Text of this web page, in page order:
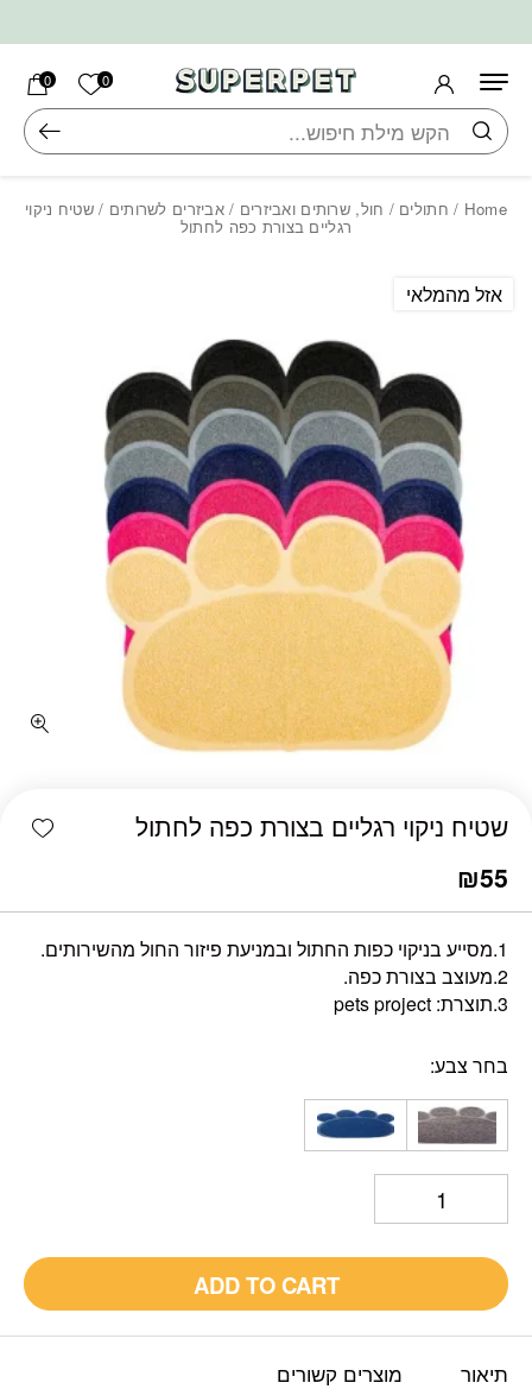
0 הרשימה
0
חיפוש
Home
/ חתולים / חול, שרותים ואביזרים /אביזרים לשרותים / שטיח ניקוי
רגליים בצורת כפה לחתול
שטיח ניקוי רגליים בצורת כפה לחתול
₪55
1.מסייע בניקוי כפות החתול ובמניעת פיזור החול מהשירותים.
2.מעוצב בצורת כפה.
3.תוצרת: pets project
בחר צבע
ADD TO CART
אזל מהמלאי
תיאור מוצרים קשורים